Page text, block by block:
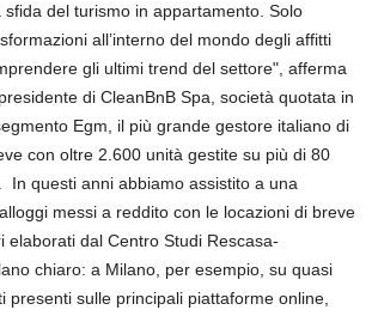
sfida del turismo in appartamento. Solo
all’interno del mondo degli affitti
gli ultimi trend del settore", afferma
di CleanBnB Spa, società quotata in
Egm, il più grande gestore italiano di
con oltre 2.600 unità gestite su più di 80
In questi anni abbiamo assistito a una
messi a reddito con le locazioni di breve
elaborati dal Centro Studi Rescasa-
chiaro: a Milano, per esempio, su quasi
presenti sulle principali piattaforme online,